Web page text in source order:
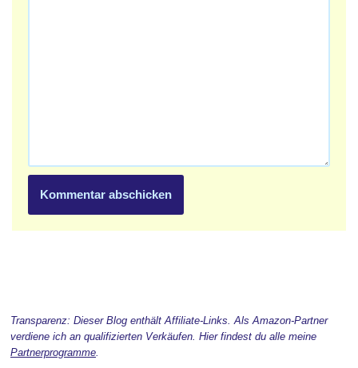
Transparenz: Dieser Blog enthält Affiliate-Links. Als Amazon-Partner
verdiene ich an qualifizierten Verkäufen. Hier findest du alle meine
Partnerprogramme.